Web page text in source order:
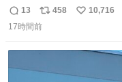
返
信
13
リ
ポ
数
458
い
10,716
17時間前